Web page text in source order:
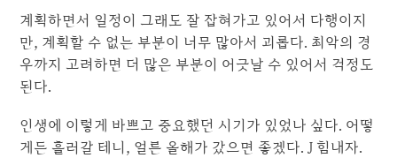
계획하면서 일정이 그래도 잘 잡혀가고 있어서 다행이지
만, 계획할 수 없는 부분이 너무 많아서 괴롭다. 최악의 경
우까지 고려하면 더 많은 부분이 어긋날 수 있어서 걱정도
된다.
인생에 이렇게 바쁘고 중요했던 시기가 있었나 싶다. 어떻
게든 흘러갈 테니, 얼른 올해가 갔으면 좋겠다. J 힘내자.